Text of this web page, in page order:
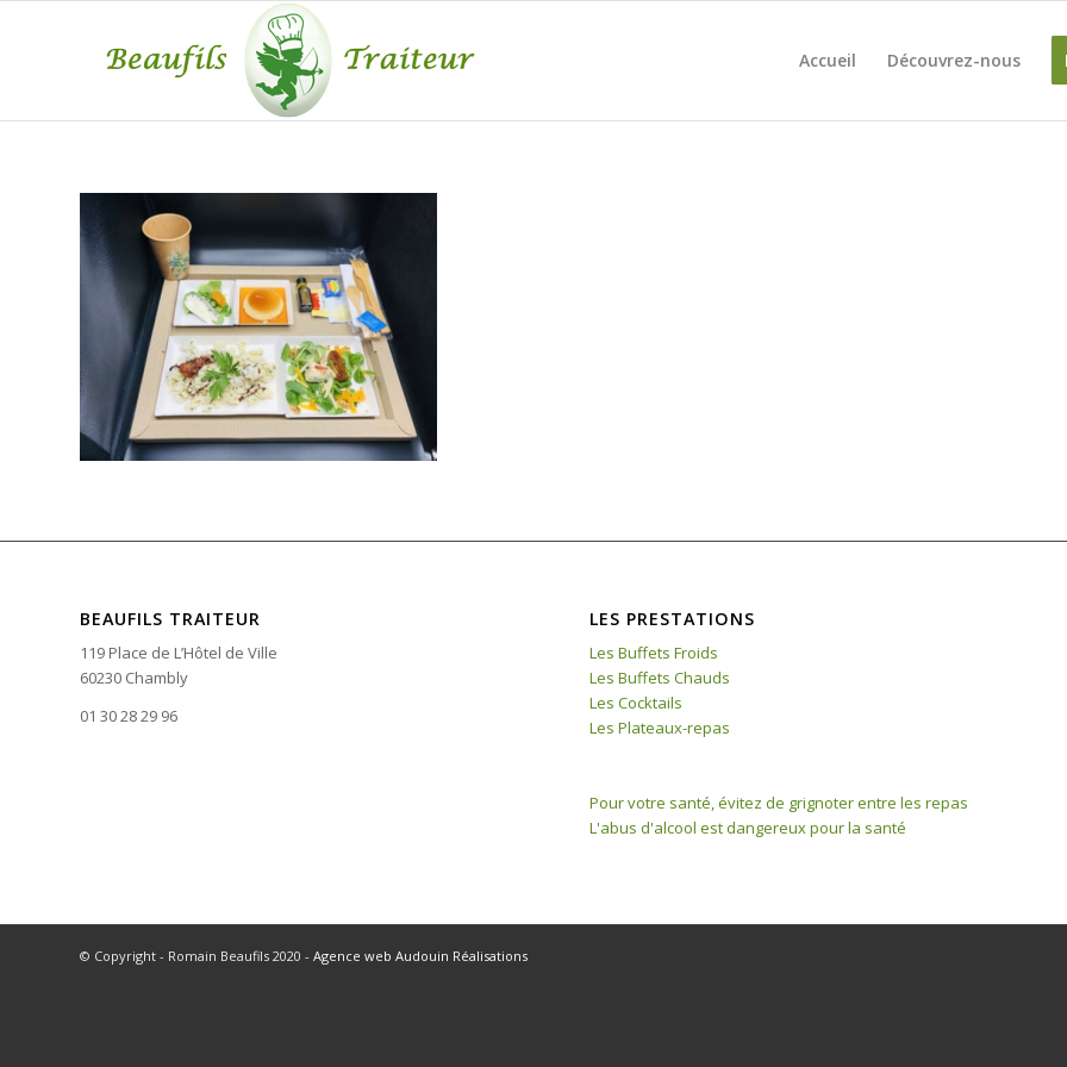
Accueil Découvrez-nous
BEAUFILS TRAITEUR
119 Place de L’Hôtel de Ville
60230 Chambly
01 30 28 29 96
LES PRESTATIONS
Les Buffets Froids
Les Buffets Chauds
Les Cocktails
Les Plateaux-repas
Pour votre santé, évitez de grignoter entre les repas
L'abus d'alcool est dangereux pour la santé
© Copyright - Romain Beaufils 2020 - Agence web Audouin Réalisations